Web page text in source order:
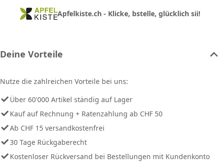
Apfelkiste.ch - Klicke, bstelle, glücklich sii!
Deine Vorteile
Nutze die zahlreichen Vorteile bei uns:
Über 60'000 Artikel ständig auf Lager
Kauf auf Rechnung + Ratenzahlung ab CHF 50
Ab CHF 15 versandkostenfrei
30 Tage Rückgaberecht
Kostenloser Rückversand bei Bestellungen mit Kundenkonto